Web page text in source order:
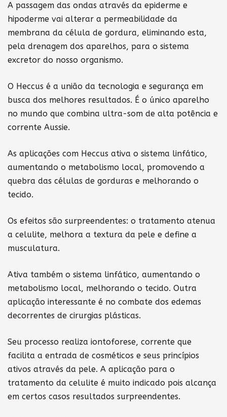
A passagem das ondas através da epiderme e
hipoderme vai alterar a permeabilidade da
membrana da célula de gordura, eliminando esta,
pela drenagem dos aparelhos, para o sistema
excretor do nosso organismo.
O Heccus é a união da tecnologia e segurança em
busca dos melhores resultados. É o único aparelho
no mundo que combina ultra-som de alta potência e
corrente Aussie.
As aplicações com Heccus ativa o sistema linfático,
aumentando o metabolismo local, promovendo a
quebra das células de gorduras e melhorando o
tecido.
Os efeitos são surpreendentes: o tratamento atenua
a celulite, melhora a textura da pele e define a
musculatura.
Ativa também o sistema linfático, aumentando o
metabolismo local, melhorando o tecido. Outra
aplicação interessante é no combate dos edemas
decorrentes de cirurgias plásticas.
Seu processo realiza iontoforese, corrente que
facilita a entrada de cosméticos e seus princípios
ativos através da pele. A aplicação para o
tratamento da celulite é muito indicado pois alcança
em certos casos resultados surpreendentes.